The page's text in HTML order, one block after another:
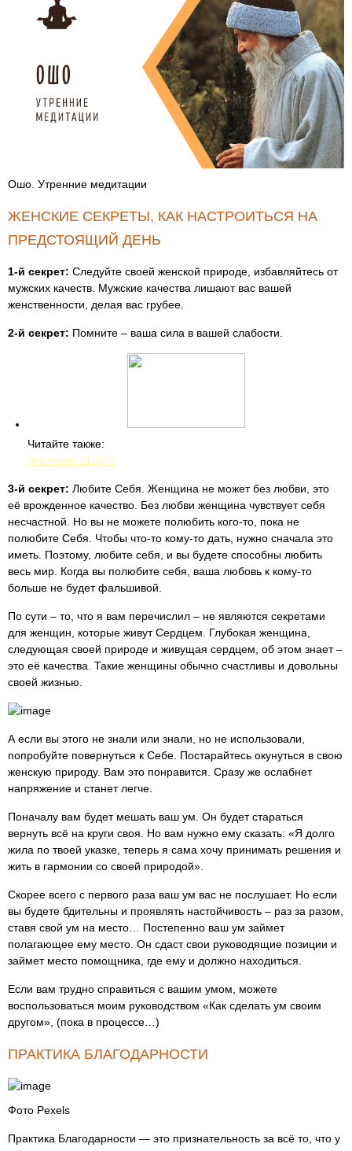
Ошо. Утренние медитации
ЖЕНСКИЕ СЕКРЕТЫ, КАК НАСТРОИТЬСЯ НА
ПРЕДСТОЯЩИЙ ДЕНЬ
1-й секрет: Следуйте своей женской природе, избавляйтесь от
мужских качеств. Мужские качества лишают вас вашей
женственности, делая вас грубее.
2-й секрет: Помните – ваша сила в вашей слабости.
Читайте также:
Что такое БЦАА?
3-й секрет: Любите Себя. Женщина не может без любви, это
её врожденное качество. Без любви женщина чувствует себя
несчастной. Но вы не можете полюбить кого-то, пока не
полюбите Себя. Чтобы что-то кому-то дать, нужно сначала это
иметь. Поэтому, любите себя, и вы будете способны любить
весь мир. Когда вы полюбите себя, ваша любовь к кому-то
больше не будет фальшивой.
По сути – то, что я вам перечислил – не являются секретами
для женщин, которые живут Сердцем. Глубокая женщина,
следующая своей природе и живущая сердцем, об этом знает –
это её качества. Такие женщины обычно счастливы и довольны
своей жизнью.
А если вы этого не знали или знали, но не использовали,
попробуйте повернуться к Себе. Постарайтесь окунуться в свою
женскую природу. Вам это понравится. Сразу же ослабнет
напряжение и станет легче.
Поначалу вам будет мешать ваш ум. Он будет стараться
вернуть всё на круги своя. Но вам нужно ему сказать: «Я долго
жила по твоей указке, теперь я сама хочу принимать решения и
жить в гармонии со своей природой».
Скорее всего с первого раза ваш ум вас не послушает. Но если
вы будете бдительны и проявлять настойчивость – раз за разом,
ставя свой ум на место… Постепенно ваш ум займет
полагающее ему место. Он сдаст свои руководящие позиции и
займет место помощника, где ему и должно находиться.
Если вам трудно справиться с вашим умом, можете
воспользоваться моим руководством «Как сделать ум своим
другом», (пока в процессе…)
ПРАКТИКА БЛАГОДАРНОСТИ
Фото Pexels
Практика Благодарности — это признательность за всё то, что у